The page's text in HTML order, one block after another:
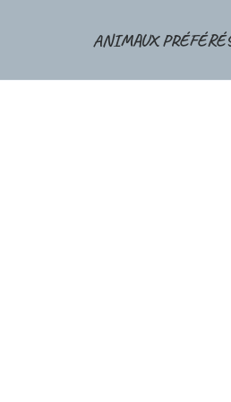
ANIMAUX